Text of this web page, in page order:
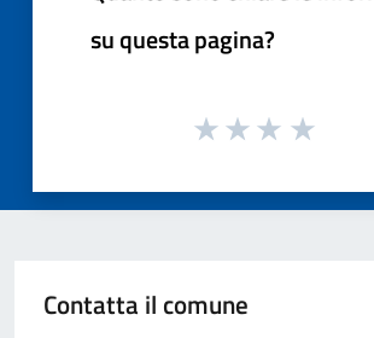
su questa pagina?
Contatta il comune